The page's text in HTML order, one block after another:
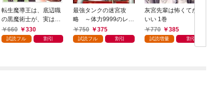
転生魔導王は、底辺職
の黒魔術士が、実は最
強職だと知っている 1
巻
660 330
試読フル 割引
最強タンクの迷宮攻
略 ～体力9999のレア
スキル持ちタンク、勇
者パーティーを追放さ
750 375
試読フル 割引
灰宮先輩は怖くてかわ
いい 1巻
770
385
試読増量 割引